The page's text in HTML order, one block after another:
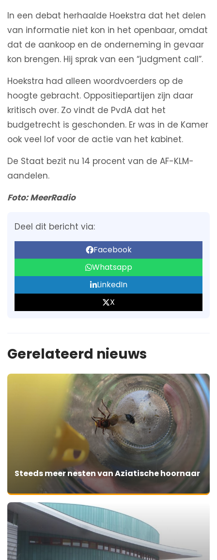
In een debat herhaalde Hoekstra dat het delen
van informatie niet kon in het openbaar, omdat
dat de aankoop en de onderneming in gevaar
kon brengen. Hij sprak van een “judgment call”.
Hoekstra had alleen woordvoerders op de
hoogte gebracht. Oppositiepartijen zijn daar
kritisch over. Zo vindt de PvdA dat het
budgetrecht is geschonden. Er was in de Kamer
ook veel lof voor de actie van het kabinet.
De Staat bezit nu 14 procent van de AF-KLM-
aandelen.
Foto: MeerRadio
Deel dit bericht via:
Facebook
Whatsapp
LinkedIn
X
Gerelateerd nieuws
Steeds meer nesten van Aziatische hoornaar